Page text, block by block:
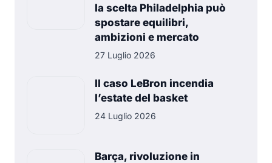
la scelta Philadelphia può
spostare equilibri,
ambizioni e mercato
27 Luglio 2026
Il caso LeBron incendia
l’estate del basket
24 Luglio 2026
Barça, rivoluzione in